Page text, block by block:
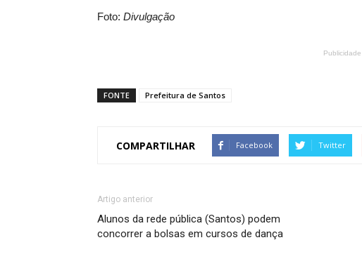
Foto: Divulgação
Publicidade
FONTE Prefeitura de Santos
COMPARTILHAR Facebook Twitter
Artigo anterior
Alunos da rede pública (Santos) podem
concorrer a bolsas em cursos de dança